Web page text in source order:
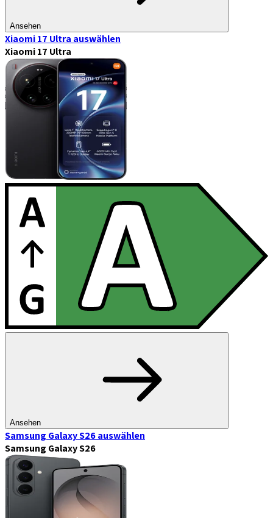
Ansehen
Xiaomi 17 Ultra auswählen
Xiaomi 17 Ultra
Ansehen
Samsung Galaxy S26auswählen
Samsung Galaxy S26